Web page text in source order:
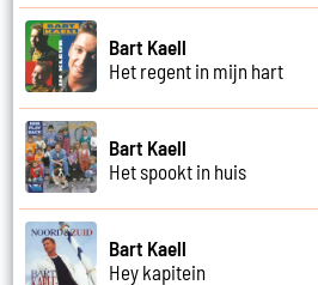
Bart Kaell
Het regent in mijn hart
Bart Kaell
Het spookt in huis
Bart Kaell
Hey kapitein